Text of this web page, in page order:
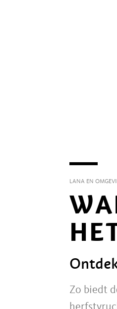
LANA EN
Zo biedt